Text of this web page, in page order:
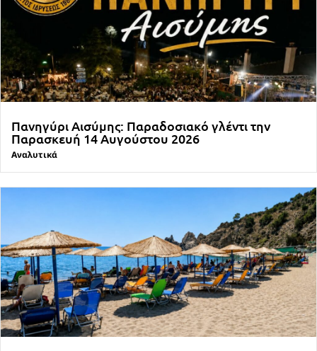
Πανηγύρι Αισύμης: Παραδοσιακό γλέντι την
Παρασκευή 14 Αυγούστου 2026
Αναλυτικά